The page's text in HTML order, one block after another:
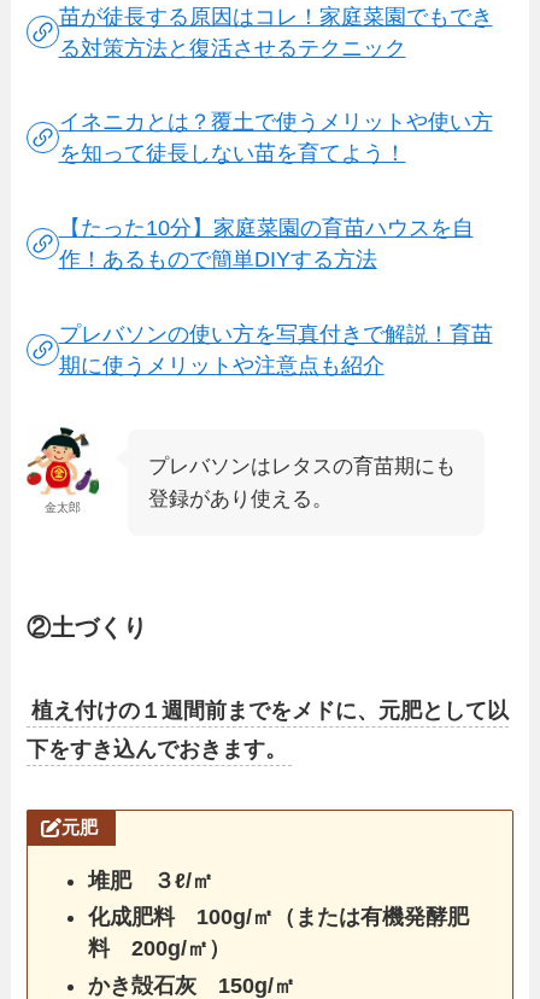
苗が徒長する原因はコレ！家庭菜園でもでき
る対策方法と復活させるテクニック
イネニカとは？覆土で使うメリットや使い方
を知って徒長しない苗を育てよう！
【たった10分】家庭菜園の育苗ハウスを自
作！あるもので簡単DIYする方法
プレバソンの使い方を写真付きで解説！育苗
期に使うメリットや注意点も紹介
金太郎
プレバソンはレタスの育苗期にも
登録があり使える。
②土づくり
植え付けの１週間前までをメドに、元肥として以
下をすき込んでおきます。
元肥
堆肥 ３ℓ/㎡
化成肥料 100g/㎡（または有機発酵肥
料 200g/㎡）
かき殻石灰 150g/㎡